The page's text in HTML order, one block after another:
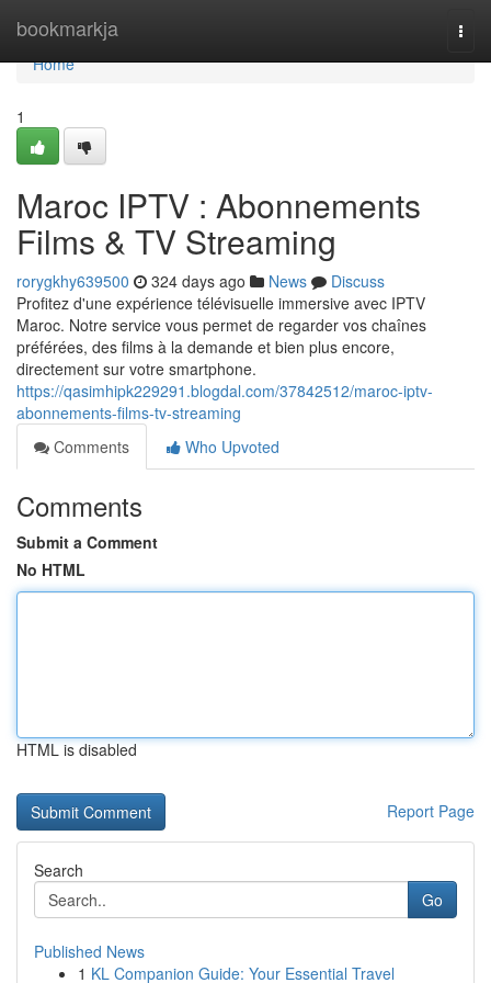
bookmarkja
Home
Home
1
Maroc IPTV : Abonnements
Films & TV Streaming
rorygkhy639500 324 days ago News
Discuss
Profitez d'une expérience télévisuelle immersive avec IPTV
Maroc. Notre service vous permet de regarder vos chaînes
préférées, des films à la demande et bien plus encore,
directement sur votre smartphone.
https://qasimhipk229291.blogdal.com/37842512/maroc-iptv-
abonnements-films-tv-streaming
Comments
Who Upvoted
Comments
Submit a Comment
No HTML
HTML is disabled
Report Page
Search
Go
Published News
1 KL Companion Guide: Your Essential Travel